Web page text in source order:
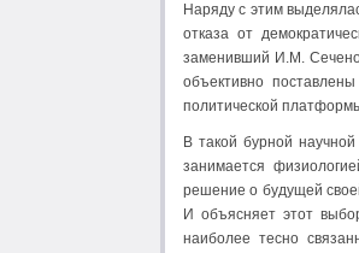
Наряду с этим
отказа от
заменивший И.М.
объективно
политической
В такой бурной
занимается
решение о будущей
И объясняет этот
наиболее тесно